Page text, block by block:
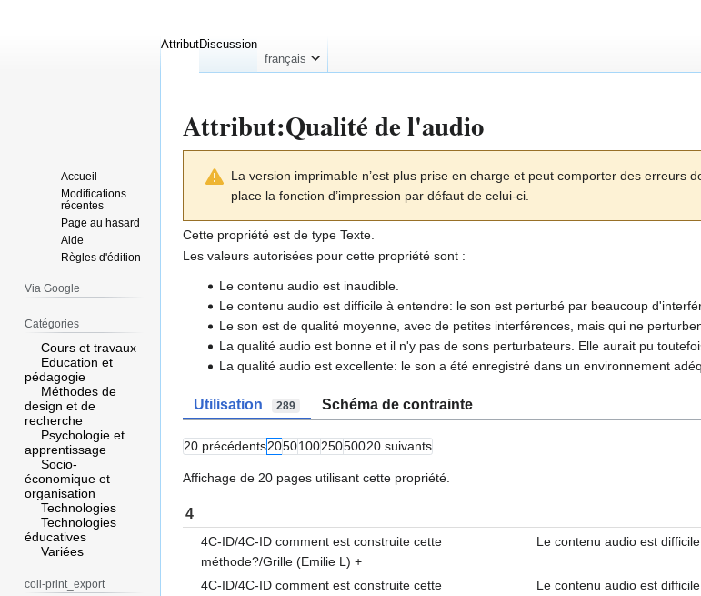
Attribut:Qualité de l'audio
navigation
recherche
La version imprimable n’est plus prise en charge et peut comporter des
place la fonction d’impression par défaut de celui-ci.
Cette propriété est de type Texte.
Les valeurs autorisées pour cette propriété sont :
Le contenu audio est inaudible.
Le contenu audio est difficile à entendre: le son est perturbé par beaucoup
Le son est de qualité moyenne, avec de petites interférences, mais qui ne
La qualité audio est bonne et il n'y pas de sons perturbateurs. Elle aurait pu
La qualité audio est excellente: le son a été enregistré dans un environnement
Utilisation 289 Schéma de contrainte
20 précédents205010025050020 suivants
Affichage de 20 pages utilisant cette propriété.
4
4C-ID/4C-ID comment est construite cette
méthode?/Grille (Emilie L) +
Le contenu audio est
4C-ID/4C-ID comment est construite cette
Le contenu audio est
AttributDiscussion
français
Accueil
Modifications
récentes
Page au hasard
Aide
Règles d'édition
Via Google
Catégories
Cours et travaux
Education et
pédagogie
Méthodes de
design et de
recherche
Psychologie et
apprentissage
Socio-
économique et
organisation
Technologies
Technologies
éducatives
Variées
coll-print_export